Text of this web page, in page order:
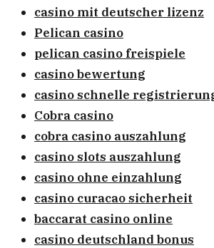
casino mit deutscher lizenz
Pelican casino
pelican casino freispiele
casino bewertung
casino schnelle
Cobra casino
cobra casino auszahlung
casino slots auszahlung
casino ohne einzahlung
casino curacao sicherheit
baccarat casino online
casino deutschland bonus